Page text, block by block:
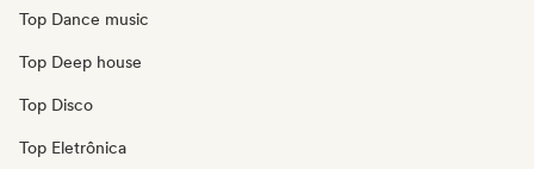
Top Dance music
Top Deep house
Top Disco
Top Eletrônica